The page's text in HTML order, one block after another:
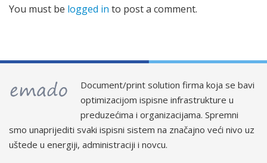
You must be logged in to post a comment.
Document/print solution firma koja se bavi
optimizacijom ispisne infrastrukture u
preduzećima i organizacijama. Spremni
smo unaprijediti svaki ispisni sistem na značajno veći nivo uz
uštede u energiji, administraciji i novcu.